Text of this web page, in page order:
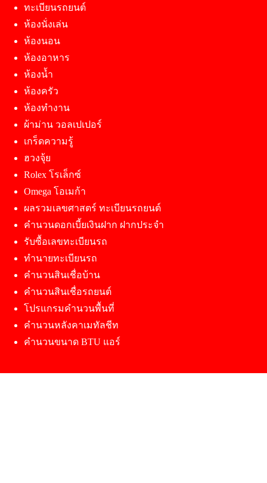
ทะเบียนรถยนต์
ห้องนั่งเล่น
ห้องนอน
ห้องอาหาร
ห้องน้ำ
ห้องครัว
ห้องทำงาน
ผ้าม่าน วอลเปเปอร์
เกร็ดความรู้
ฮวงจุ้ย
Rolex โรเล็กซ์
Omega โอเมก้า
ผลรวมเลขศาสตร์ ทะเบียนรถยนต์
คำนวนดอกเบี้ยเงินฝาก ฝากประจำ
รับซื้อเลขทะเบียนรถ
ทำนายทะเบียนรถ
คำนวนสินเชื่อบ้าน
คำนวนสินเชื่อรถยนต์
โปรแกรมคำนวนพื้นที่
คำนวนหลังคาเมทัลชีท
คำนวนขนาด BTU แอร์